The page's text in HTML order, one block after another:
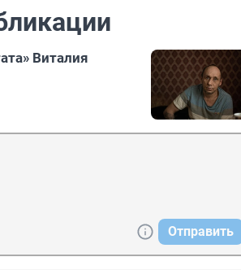
Виталия
Отправить